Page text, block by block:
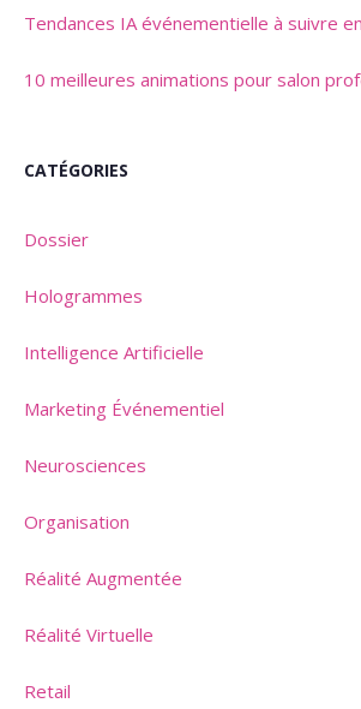
Tendances IA événementielle à suivre
10 meilleures animations pour salon
CATÉGORIES
Dossier
Hologrammes
Intelligence Artificielle
Marketing Événementiel
Neurosciences
Organisation
Réalité Augmentée
Réalité Virtuelle
Retail